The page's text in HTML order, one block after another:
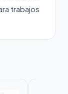
trabajos